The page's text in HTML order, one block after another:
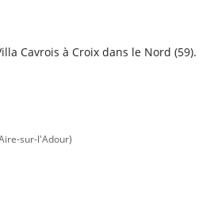
Cavrois à Croix dans le Nord (59).
sur-l'Adour)